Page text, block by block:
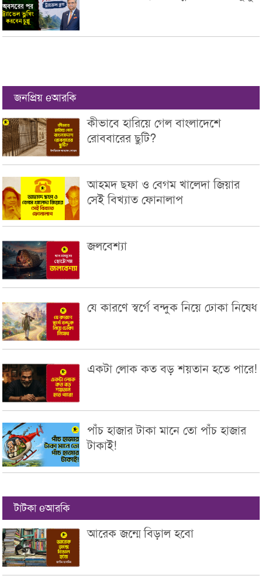
জনপ্রিয় eআরকি
কীভাবে হারিয়ে গেল বাংলাদেশে
রোববারের ছুটি?
আহমদ ছফা ও বেগম খালেদা জিয়ার
সেই বিখ্যাত ফোনালাপ
জলবেশ্যা
যে কারণে স্বর্গে বন্দুক নিয়ে ঢোকা নিষেধ
একটা লোক কত বড় শয়তান হতে পারে!
পাঁচ হাজার টাকা মানে তো পাঁচ হাজার
টাকাই!
টাটকা eআরকি
আরেক জন্মে বিড়াল হবো